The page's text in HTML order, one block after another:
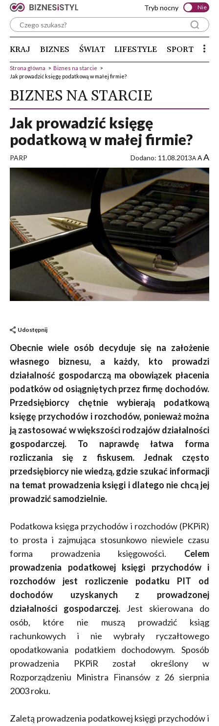
Tryb nocny Nie
KRAJ BIZNES ŚWIAT LIFESTYLE SPORT
Strona główna > Biznes na starcie >
Jak prowadzić księgę podatkową w małej firmie?
BIZNES NA STARCIE
Jak prowadzić księgę
podatkową w małej firmie?
PARP Dodano: 11.08.2013A AA
Udostępnij
Obecnie wiele osób decyduje się na założenie
własnego biznesu, a każdy, kto prowadzi
działalność gospodarczą ma obowiązek płacenia
podatków od osiągniętych przez firmę dochodów.
Przedsiębiorcy chętnie wybierają podatkową
księgę przychodów i rozchodów, ponieważ można
ją zastosować w większości rodzajów działalności
gospodarczej. To naprawdę łatwa forma
rozliczania się z fiskusem. Jednak często
przedsiębiorcy nie wiedzą, gdzie szukać informacji
na temat prowadzenia księgi i dlatego nie chcą jej
prowadzić samodzielnie.
Podatkowa księga przychodów i rozchodów (PKPiR)
to prosta i zajmująca stosunkowo niewiele czasu
forma prowadzenia księgowości. Celem
prowadzenia podatkowej księgi przychodów i
rozchodów jest rozliczenie podatku PIT od
dochodów uzyskanych z prowadzonej
działalności gospodarczej. Jest skierowana do
osób, które nie muszą prowadzić ksiąg
rachunkowych i nie wybrały ryczałtowego
opodatkowania podatkiem dochodowym. Sposób
prowadzenia PKPiR został określony w
Rozporządzeniu Ministra Finansów z 26 sierpnia
2003 roku.
Zaletą prowadzenia podatkowej księgi przychodów i